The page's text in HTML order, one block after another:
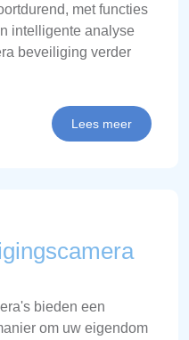
met functies
intelligente analyse
beveiliging verder
Lees meer
bieden een
om uw eigendom